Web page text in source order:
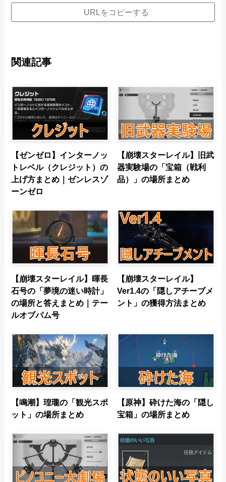
URLをコピーする
関連記事
【ゼンゼロ】インターノッ
トレベル（クレジット）の
上げ方まとめ｜ゼンレスゾ
ーンゼロ
【崩壊スターレイル】旧武
器実験場の「宝箱（戦利
品）」の場所まとめ
【崩壊スターレイル】暉長
石号の「夢境の迷い時計」
の場所と答えまとめ｜テー
ルオブパム号
【崩壊スターレイル】
Ver1.4の「隠しアチーブメ
ント」の獲得方法まとめ
【鳴潮】瑝瓏の「観光スポ
ット」の場所まとめ
【原神】砕けた海の「隠し
宝箱」の場所まとめ